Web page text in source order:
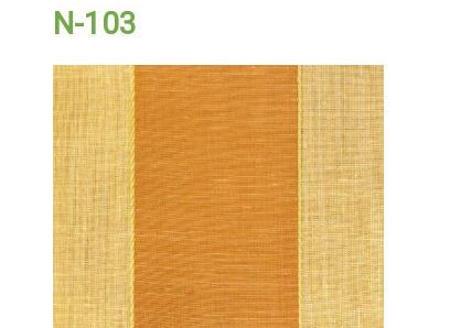
N-103